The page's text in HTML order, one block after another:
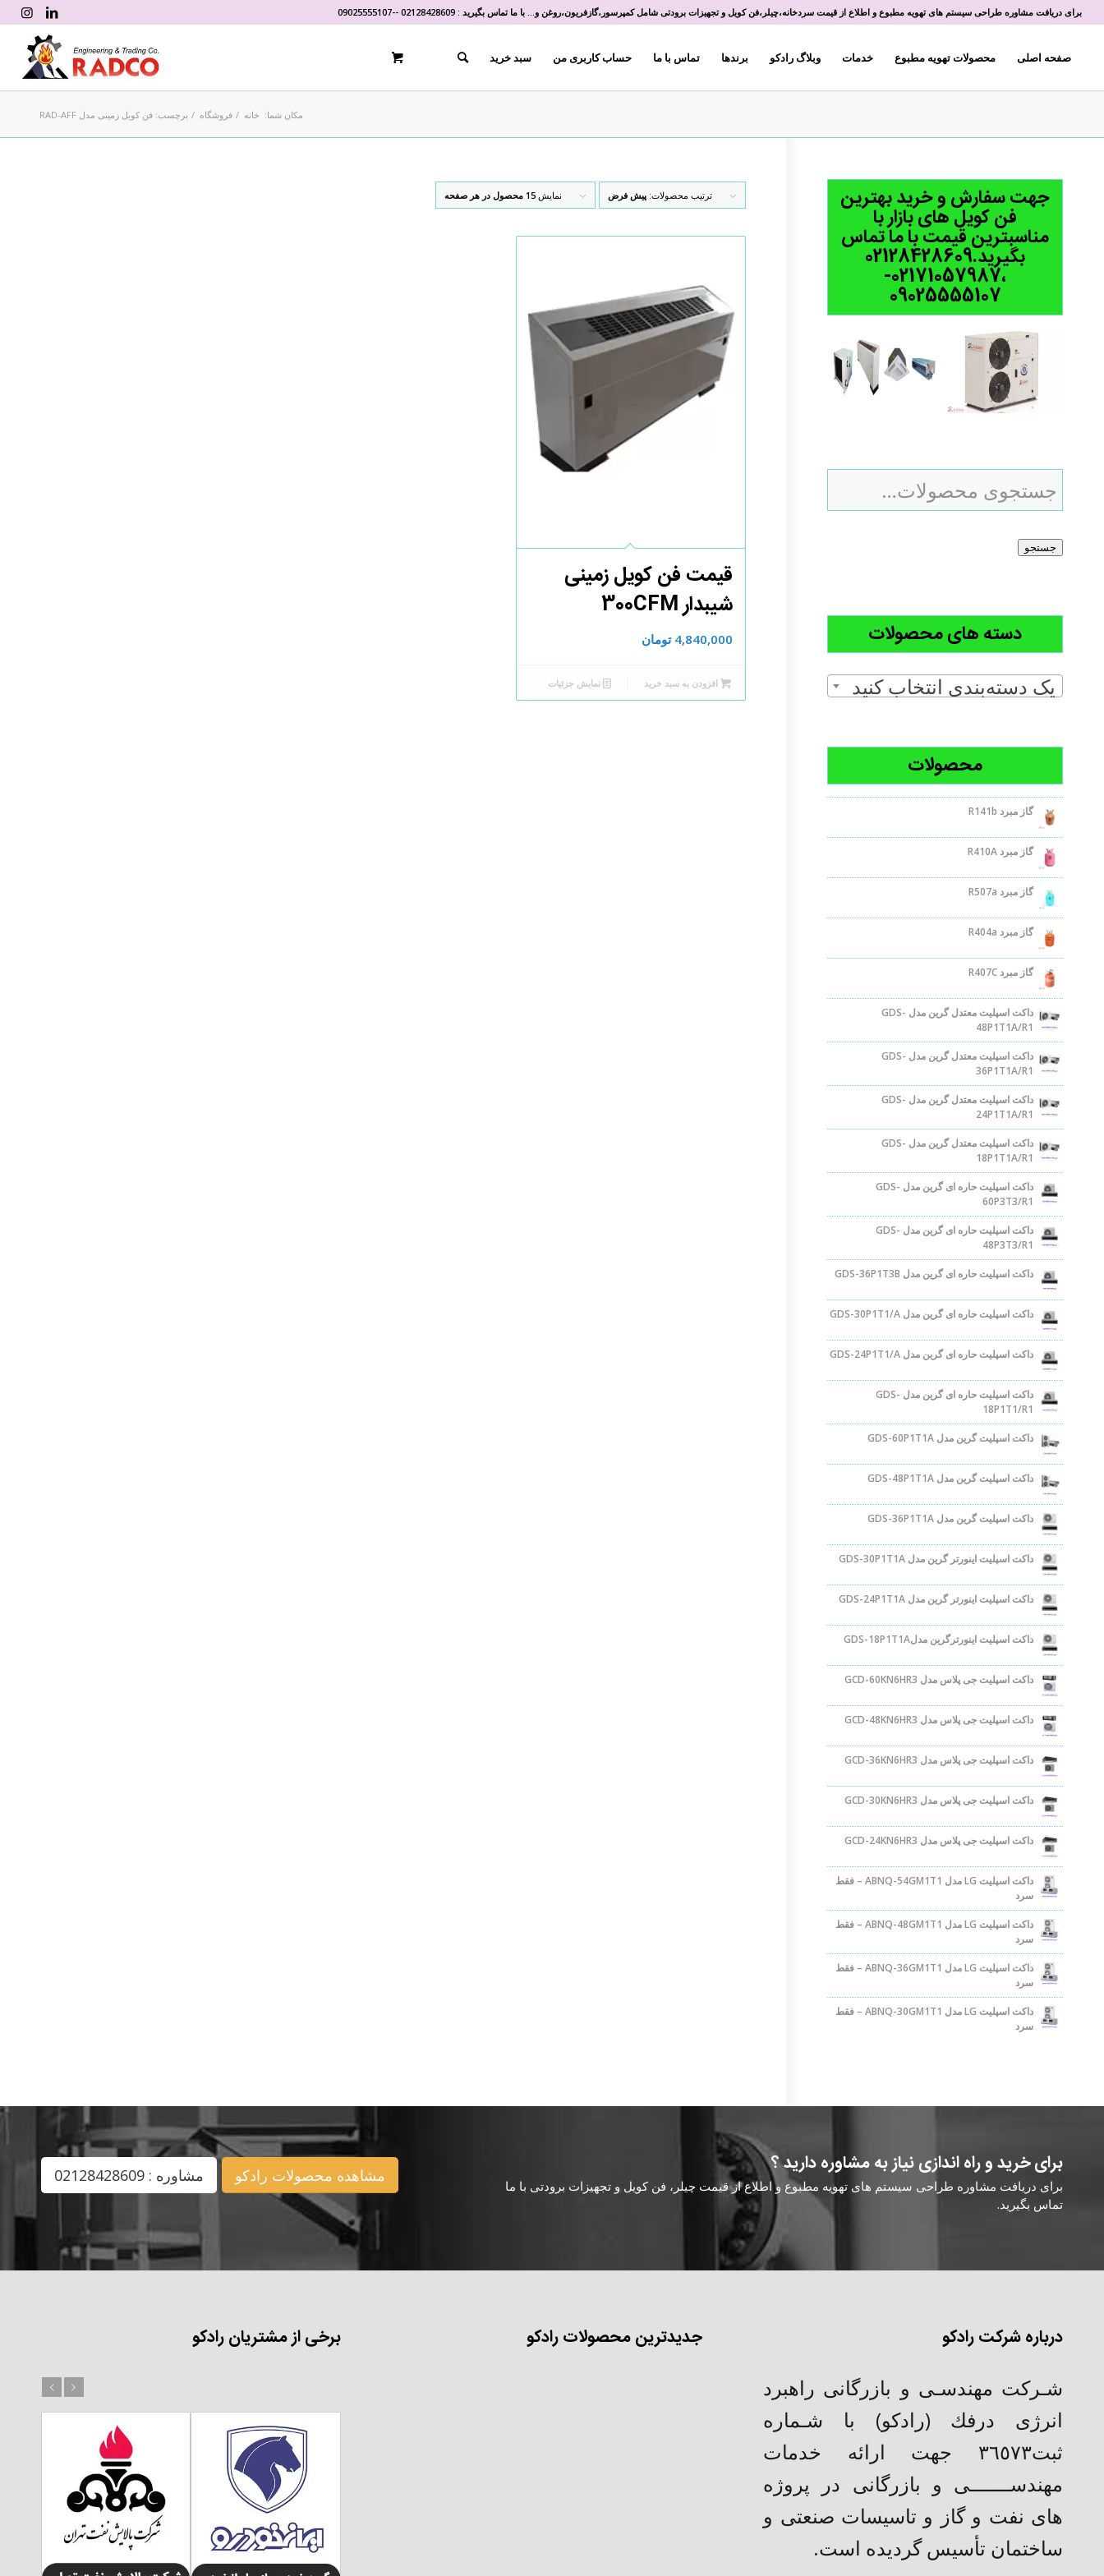
برای دریافت مشاوره طراحی سیستم های تهویه مطبوع و اطلاع از قیمت سردخانه،چیلر،فن کویل و تجهیزات برودتی شامل کمپرسور،گازفریون،روغن و... با ما تماس بگیرید : 02128428609
-
-
09025555107
صفحه اصلی محصولات تهویه مطبوع خدمات وبلاگ رادکو برندها تماس با ما حساب کاربری من سبد خرید
مکان شما: خانه / فروشگاه / برچسب: فن کویل زمینی مدل RAD-AFF
ترتیب محصولات: پیش فرض نمایش 15 محصول در هر صفحه
قیمت فن کویل زمینی
شیبدار 300CFM
4,840,000 تومان
افزودن به سبد خرید نمایش جزئیات
جهت سفارش و خرید بهترین
فن کویل های بازار با
مناسبترین قیمت با ما تماس
بگیرید.02128428609
،02171057987-
09025555107
جستجو
دسته های محصولات
یک دسته‌بندی انتخاب کنید
محصولات
گاز مبرد R141b
گاز مبرد R410A
گاز مبرد R507a
گاز مبرد R404a
گاز مبرد R407C
داکت اسپلیت معتدل گرین مدل GDS-
48P1T1A/R1
داکت اسپلیت معتدل گرین مدل GDS-
36P1T1A/R1
داکت اسپلیت معتدل گرین مدل GDS-
24P1T1A/R1
داکت اسپلیت معتدل گرین مدل GDS-
18P1T1A/R1
داکت اسپلیت حاره ای گرین مدل GDS-
60P3T3/R1
داکت اسپلیت حاره ای گرین مدل GDS-
48P3T3/R1
داکت اسپلیت حاره ای گرین مدل GDS-36P1T3B
داکت اسپلیت حاره ای گرین مدل GDS-30P1T1/A
داکت اسپلیت حاره ای گرین مدل GDS-24P1T1/A
داکت اسپلیت حاره ای گرین مدل GDS-
18P1T1/R1
داکت اسپلیت گرین مدل GDS-60P1T1A
داکت اسپلیت گرین مدل GDS-48P1T1A
داکت اسپلیت گرین مدل GDS-36P1T1A
داکت اسپلیت اینورتر گرین مدل GDS-30P1T1A
داکت اسپلیت اینورتر گرین مدل GDS-24P1T1A
داکت اسپلیت اینورترگرین مدلGDS-18P1T1A
داکت اسپلیت جی پلاس مدل GCD-60KN6HR3
داکت اسپلیت جی پلاس مدل GCD-48KN6HR3
داکت اسپلیت جی پلاس مدل GCD-36KN6HR3
داکت اسپلیت جی پلاس مدل GCD-30KN6HR3
داکت اسپلیت جی پلاس مدل GCD-24KN6HR3
داکت اسپلیت LG مدل ABNQ-54GM1T1 – فقط
سرد
داکت اسپلیت LG مدل ABNQ-48GM1T1 – فقط
سرد
داکت اسپلیت LG مدل ABNQ-36GM1T1 – فقط
سرد
داکت اسپلیت LG مدل ABNQ-30GM1T1 – فقط
سرد
برای خرید و راه اندازی نیاز به مشاوره دارید ؟
برای دریافت مشاوره طراحی سیستم های تهویه مطبوع و اطلاع از قیمت چیلر، فن کویل و تجهیزات برودتی با ما
تماس بگیرید.
مشاهده محصولات رادکو مشاوره : 02128428609
درباره شرکت رادکو
شـركت مهندسـی و بازرگانی راهبرد
انرژی درفك (رادکو) با شـماره
ثبت٣٦٥٧٣ جهت ارائه خدمات
مهندســـــــی و بازرگانی در پروژه
های نفت و گاز و تاسیسات صنعتی و
ساختمان تأسیس گردیده است.
جدیدترین محصولات رادکو برخی از مشتریان رادکو